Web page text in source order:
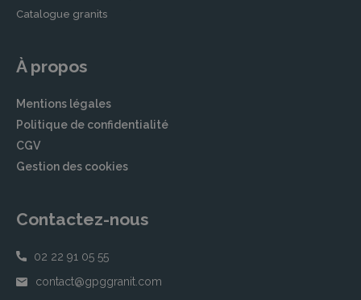
Catalogue granits
À propos
Mentions légales
Politique de confidentialité
CGV
Gestion des cookies
Contactez-nous
02 22 91 05 55
contact@gpggranit.com